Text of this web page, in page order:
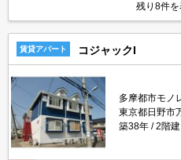
残り8件を
賃貸アパート コジャックI
多摩都市モノ
東京都日野市
築38年
2階建